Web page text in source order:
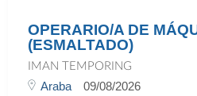
OPERARIO/A DE
(ESMALTADO)
IMAN TEMPORING
Araba 09/08/2026